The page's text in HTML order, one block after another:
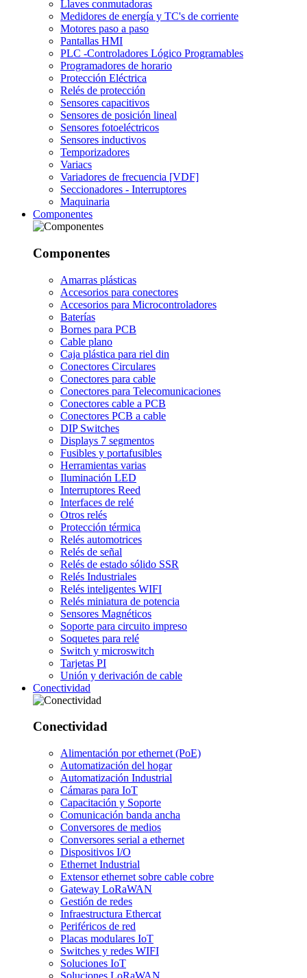
Llaves conmutadoras
Medidores de energía y TC's de corriente
Motores paso a paso
Pantallas HMI
PLC -Controladores Lógico Programables
Programadores de horario
Protección Eléctrica
Relés de protección
Sensores capacitivos
Sensores de posición lineal
Sensores fotoeléctricos
Sensores inductivos
Temporizadores
Variacs
Variadores de frecuencia [VDF]
Seccionadores - Interruptores
Maquinaria
Componentes
Componentes
Amarras plásticas
Accesorios para conectores
Accesorios para Microcontroladores
Baterías
Bornes para PCB
Cable plano
Caja plástica para riel din
Conectores Circulares
Conectores para cable
Conectores para Telecomunicaciones
Conectores cable a PCB
Conectores PCB a cable
DIP Switches
Displays 7 segmentos
Fusibles y portafusibles
Herramientas varias
Iluminación LED
Interruptores Reed
Interfaces de relé
Otros relés
Protección térmica
Relés automotrices
Relés de señal
Relés de estado sólido SSR
Relés Industriales
Relés inteligentes WIFI
Relés miniatura de potencia
Sensores Magnéticos
Soporte para circuito impreso
Soquetes para relé
Switch y microswitch
Tarjetas PI
Unión y derivación de cable
Conectividad
Conectividad
Alimentación por ethernet (PoE)
Automatización del hogar
Automatización Industrial
Cámaras para IoT
Capacitación y Soporte
Comunicación banda ancha
Conversores de medios
Conversores serial a ethernet
Dispositivos I/O
Ethernet Industrial
Extensor ethernet sobre cable cobre
Gateway LoRaWAN
Gestión de redes
Infraestructura Ethercat
Periféricos de red
Placas modulares IoT
Switches y redes WIFI
Soluciones IoT